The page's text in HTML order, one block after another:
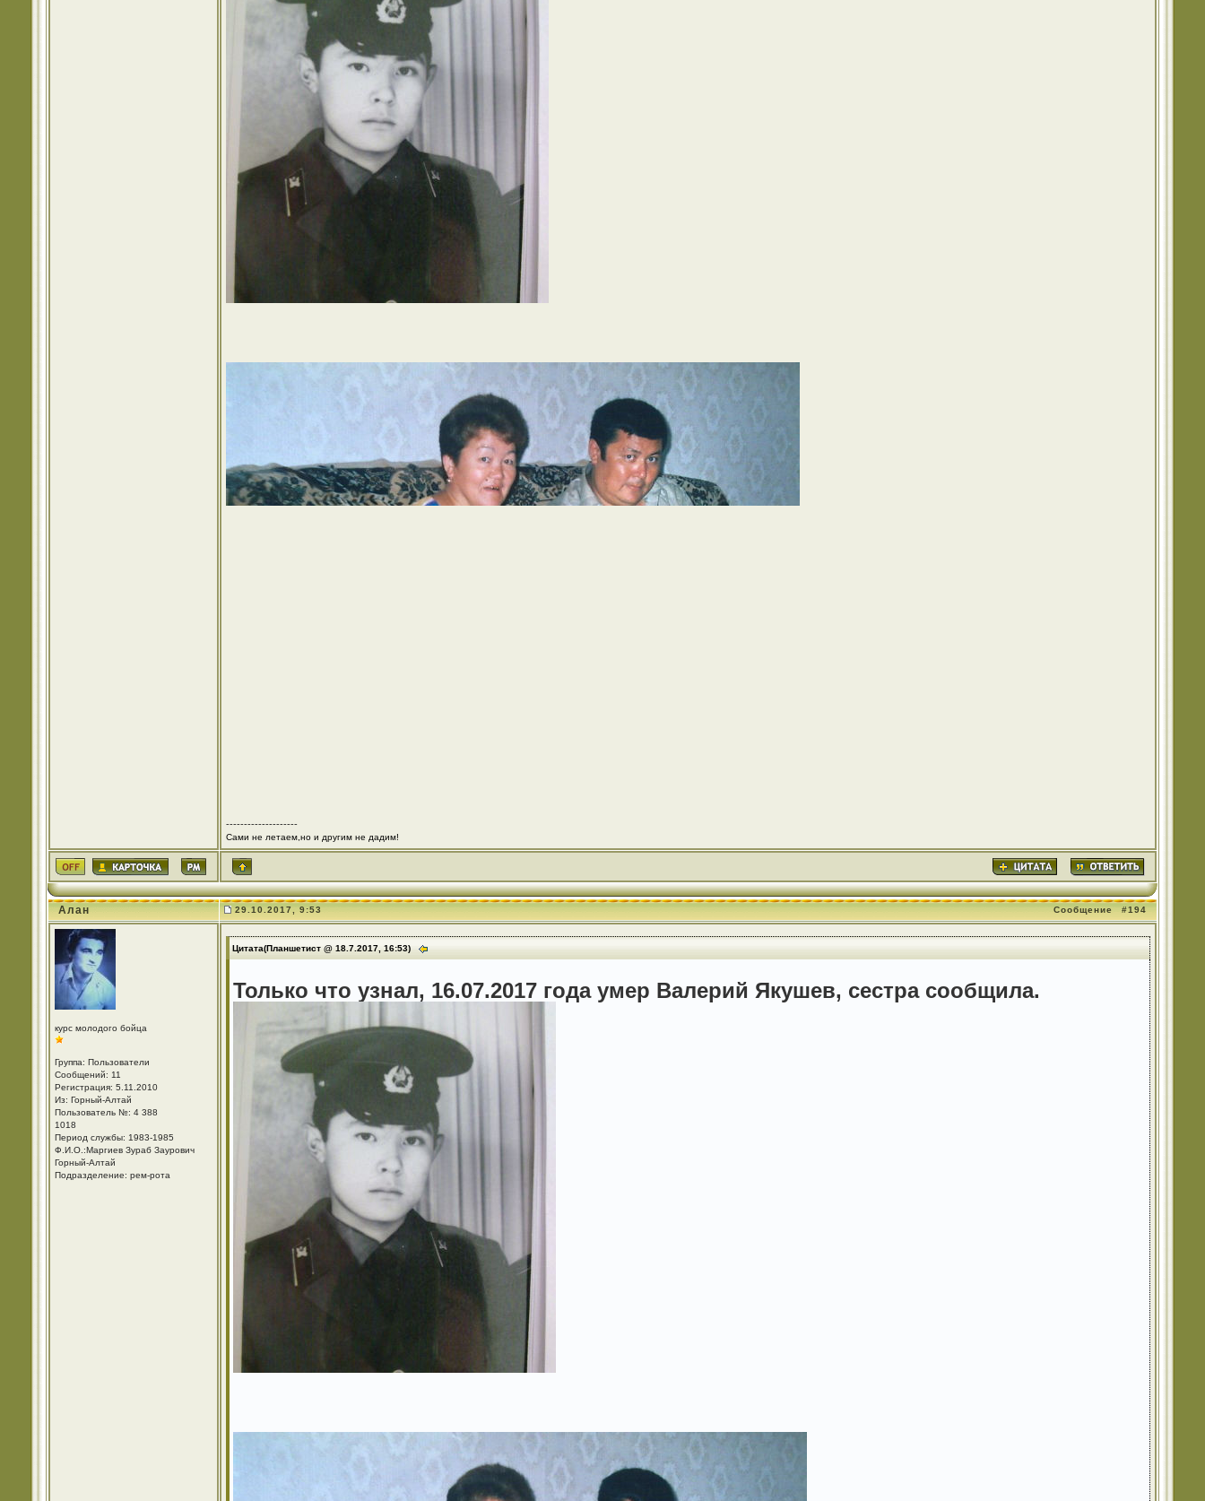
--------------------
Сами не летаем,но и другим не дадим!
Алан 29.10.2017, 9:53 Сообщение #194
курс молодого бойца
Группа: Пользователи
Сообщений: 11
Регистрация: 5.11.2010
Из: Горный-Алтай
Пользователь №: 4 388
1018
Период службы: 1983-1985
Ф.И.О.:Маргиев Зураб Заурович
Горный-Алтай
Подразделение: рем-рота
Цитата(Планшетист @ 18.7.2017, 16:53)
Только что узнал, 16.07.2017 года умер Валерий Якушев, сестра сообщила.